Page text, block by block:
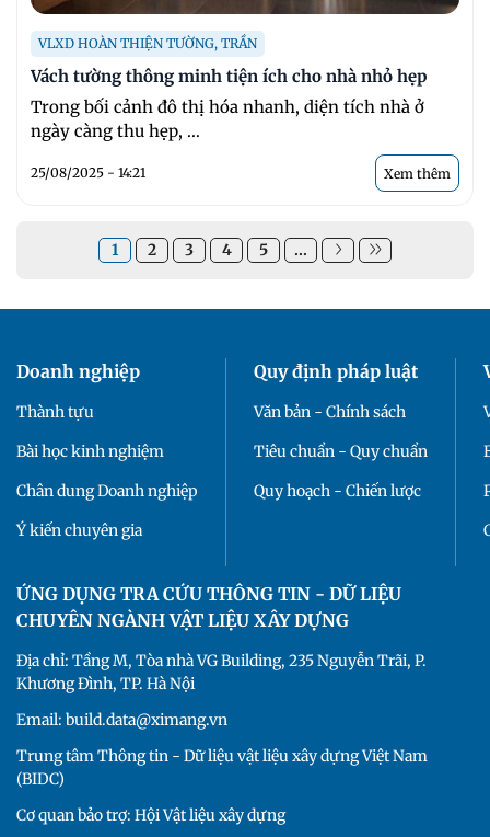
VLXD HOÀN THIỆN TƯỜNG, TRẦN
Vách tường thông minh tiện ích cho nhà nhỏ hẹp
Trong bối cảnh đô thị hóa nhanh, diện tích nhà ở
ngày càng thu hẹp, ...
25/08/2025 - 14:21 Xem thêm
1 2 3 4 5 ...
Doanh nghiệp
Thành tựu
Bài học kinh nghiệm
Chân dung Doanh nghiệp
Ý kiến chuyên gia
Quy định pháp luật
Văn bản - Chính sách
Tiêu chuẩn - Quy chuẩn
Quy hoạch - Chiến lược
ỨNG DỤNG TRA CỨU THÔNG TIN - DỮ LIỆU
CHUYÊN NGÀNH VẬT LIỆU XÂY DỰNG
Địa chỉ: Tầng M, Tòa nhà VG Building, 235 Nguyễn Trãi, P.
Khương Đình, TP. Hà Nội
Email: build.data@ximang.vn
Trung tâm Thông tin - Dữ liệu vật liệu xây dựng Việt Nam
(BIDC)
Cơ quan bảo trợ: Hội Vật liệu xây dựng